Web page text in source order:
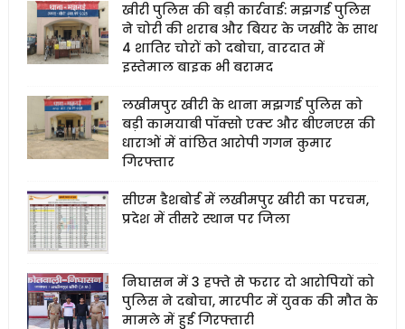
खीरी पुलिस की बड़ी कार्रवाई: मझगई पुलिस
ने चोरी की शराब और बियर के जखीरे के साथ
4 शातिर चोरों को दबोचा, वारदात में
इस्तेमाल बाइक भी बरामद
लखीमपुर खीरी के थाना मझगई पुलिस को
बड़ी कामयाबी पॉक्सो एक्ट और बीएनएस की
धाराओं में वांछित आरोपी गगन कुमार
गिरफ्तार
सीएम डैशबोर्ड में लखीमपुर खीरी का परचम,
प्रदेश में तीसरे स्थान पर जिला
निघासन में 3 हफ्ते से फरार दो आरोपियों को
पुलिस ने दबोचा, मारपीट में युवक की मौत के
मामले में हुई गिरफ्तारी